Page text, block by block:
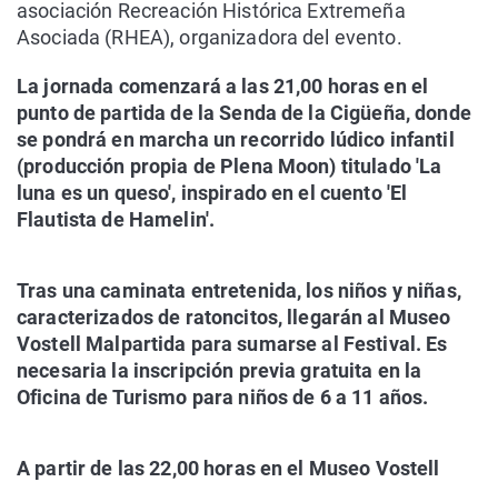
asociación Recreación Histórica Extremeña
Asociada (RHEA), organizadora del evento.
La jornada comenzará a las 21,00 horas en el
punto de partida de la Senda de la Cigüeña, donde
se pondrá en marcha un recorrido lúdico infantil
(producción propia de Plena Moon) titulado 'La
luna es un queso', inspirado en el cuento 'El
Flautista de Hamelin'.
Tras una caminata entretenida, los niños y niñas,
caracterizados de ratoncitos, llegarán al Museo
Vostell Malpartida para sumarse al Festival. Es
necesaria la inscripción previa gratuita en la
Oficina de Turismo para niños de 6 a 11 años.
A partir de las 22,00 horas en el Museo Vostell